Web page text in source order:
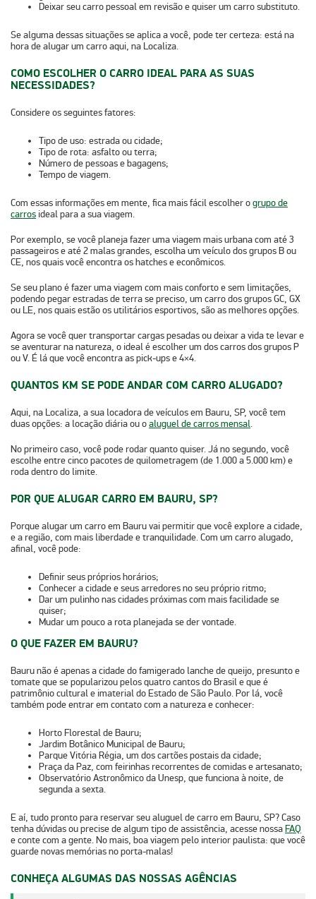
Deixar seu carro pessoal em revisão e quiser um carro substituto.
Se alguma dessas situações se aplica a você, pode ter certeza: está na
hora de alugar um carro aqui, na Localiza.
COMO ESCOLHER O CARRO IDEAL PARA AS SUAS
NECESSIDADES?
Considere os seguintes fatores:
Tipo de uso: estrada ou cidade;
Tipo de rota: asfalto ou terra;
Número de pessoas e bagagens;
Tempo de viagem.
Com essas informações em mente, fica mais fácil escolher ogrupo de
carros ideal para a sua viagem.
Por exemplo, se você planeja fazer umaviagem mais urbana com até 3
passageiros e até 2 malas grandes, escolha um veículo dos grupos B ou
CE, nos quais você encontra os hatches e econômicos.
Se seu plano é fazer umaviagem com mais conforto e sem limitações,
podendo pegar estradas de terra se preciso, um carro dos grupos GC, GX
ou LE, nos quais estão os utilitários esportivos, são as melhores opções.
Agora se você quer transportarcargas pesadas ou deixar a vida te levar e
se aventurar na natureza, o ideal é escolher um dos carros dos grupos P
ou V. É lá que você encontra as pick-ups e 4×4.
QUANTOS KM SE PODE ANDAR COM CARRO ALUGADO?
Aqui, na Localiza, a sua locadora de veículos em Bauru, SP, você tem
duas opções: a locação diária ou oaluguel de carros mensal.
No primeiro caso, você pode rodar quanto quiser. Já no segundo, você
escolhe entre cinco pacotes de quilometragem (de 1.000 a 5.000 km) e
roda dentro do limite.
POR QUE ALUGAR CARRO EM BAURU, SP?
Porque alugar um carro em Bauru vai permitir que vocêexplore a cidade,
e a região, com mais liberdade e tranquilidade. Com um carro alugado,
afinal, você pode:
Definir seus próprios horários;
Conhecer a cidade e seus arredores no seu próprio ritmo;
Dar um pulinho nas cidades próximas com mais facilidade se
quiser;
Mudar um pouco a rota planejada se der vontade.
O QUE FAZER EM BAURU?
Bauru não é apenas a cidade do famigerado lanche de queijo, presunto e
tomateque se popularizou pelos quatro cantos do Brasil e que é
patrimônio cultural e imaterial do Estado de São Paulo. Por lá, você
também pode entrar em contato com a natureza e conhecer:
Horto Florestal de Bauru;
Jardim Botânico Municipal de Bauru;
Parque Vitória Régia, um dos cartões postais da cidade;
Praça da Paz, com feirinhas recorrentes de comidas e artesanato;
Observatório Astronômico da Unesp, que funciona à noite, de
segunda a sexta.
E aí, tudo pronto para reservar seu aluguel de carro em Bauru, SP? Caso
tenha dúvidas ou precise de algum tipo de assistência, acesse nossaFAQ
e conte com a gente. No mais, boa viagem pelo interior paulista: que você
guarde novas memórias no porta-malas!
CONHEÇA ALGUMAS DAS NOSSAS AGÊNCIAS